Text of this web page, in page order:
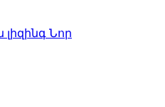
Նոր